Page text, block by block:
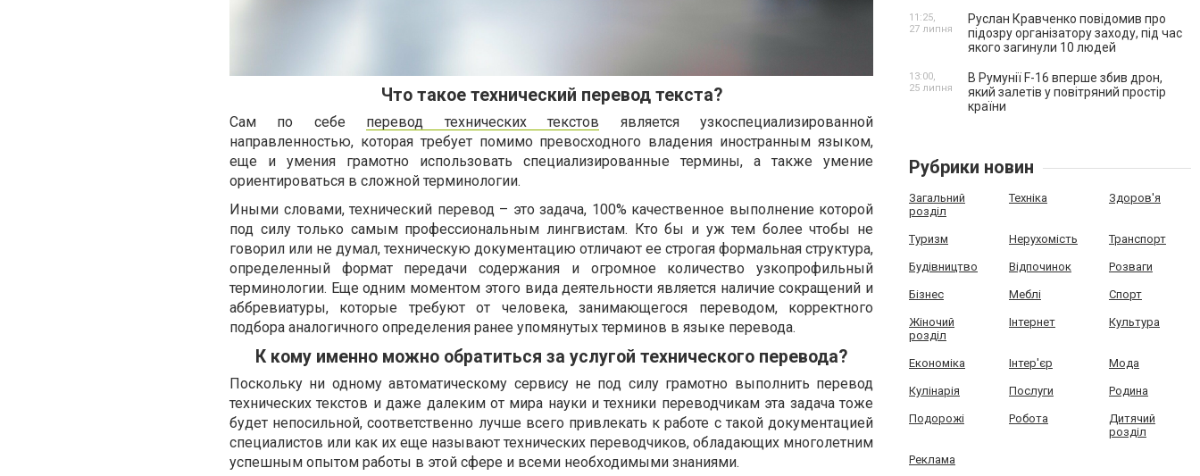
Что такое технический перевод текста?
Сам по себе перевод технических текстов является узкоспециализированной
направленностью, которая требует помимо превосходного владения иностранным языком,
еще и умения грамотно использовать специализированные термины, а также умение
ориентироваться в сложной терминологии.
Иными словами, технический перевод – это задача, 100% качественное выполнение которой
под силу только самым профессиональным лингвистам. Кто бы и уж тем более чтобы не
говорил или не думал, техническую документацию отличают ее строгая формальная структура,
определенный формат передачи содержания и огромное количество узкопрофильный
терминологии. Еще одним моментом этого вида деятельности является наличие сокращений и
аббревиатуры, которые требуют от человека, занимающегося переводом, корректного
подбора аналогичного определения ранее упомянутых терминов в языке перевода.
К кому именно можно обратиться за услугой технического перевода?
Поскольку ни одному автоматическому сервису не под силу грамотно выполнить перевод
технических текстов и даже далеким от мира науки и техники переводчикам эта задача тоже
будет непосильной, соответственно лучше всего привлекать к работе с такой документацией
специалистов или как их еще называют технических переводчиков, обладающих многолетним
успешным опытом работы в этой сфере и всеми необходимыми знаниями.
Руслан Кравченко повідомив про
підозру організатору заходу, під час
якого загинули 10 людей
11:25,
27 липня
В Румунії F-16 вперше збив дрон,
який залетів у повітряний простір
країни
13:00,
25 липня
Рубрики новин
Загальний
розділ
Техніка Здоров'я
Туризм Нерухомість Транспорт
Будівництво Відпочинок Розваги
Бізнес Меблі Спорт
Жіночий
розділ
Інтернет Культура
Економіка Інтер'єр Мода
Кулінарія Послуги Родина
Подорожі Робота
Дитячий
розділ
Реклама